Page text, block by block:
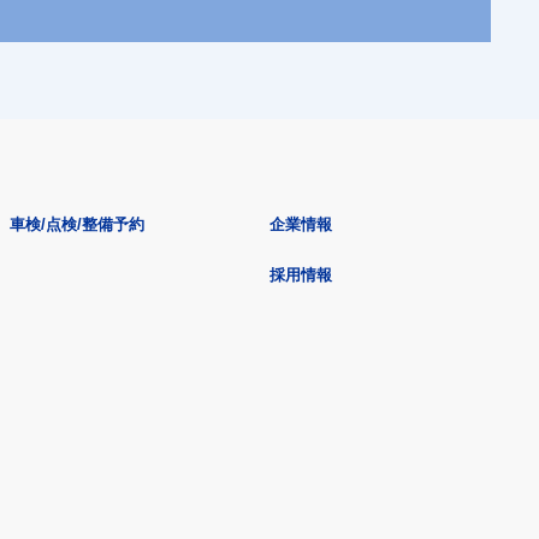
車検/点検/整備予約 企業情報
採用情報